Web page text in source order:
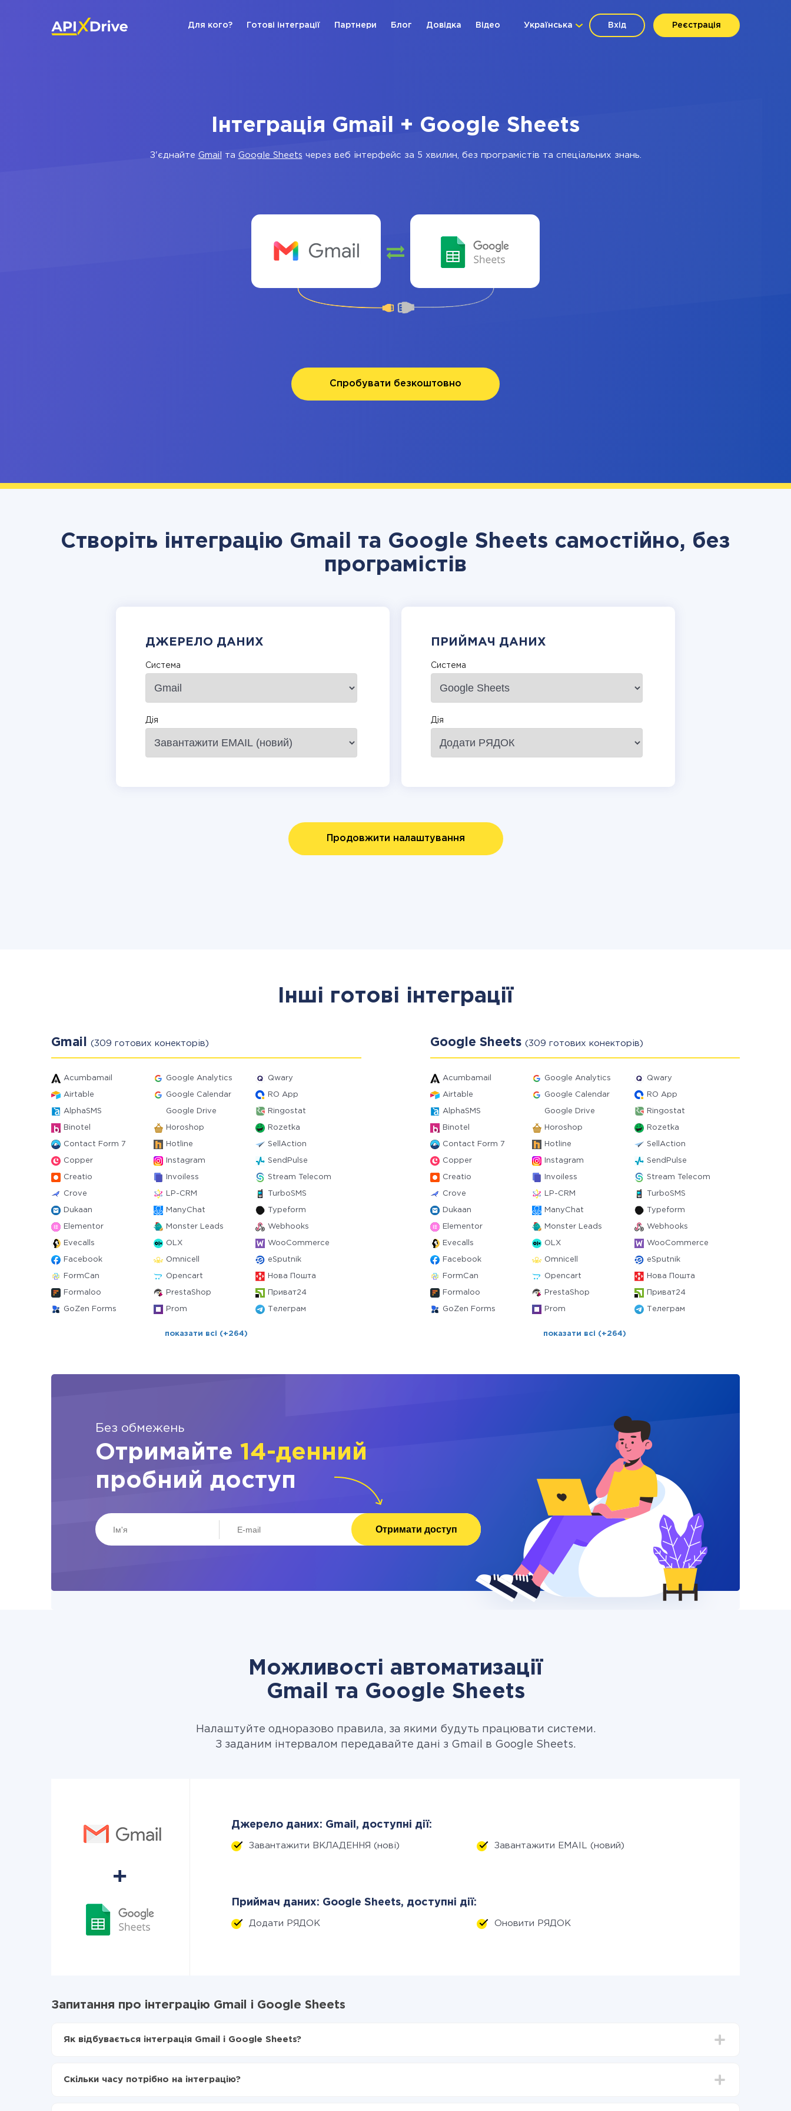
Вхід Реєстрація
Українська
Для кого? Готові інтеграції Партнери Блог Довідка Відео
Інтеграція Gmail + Google Sheets
З'єднайте Gmail та Google Sheets через веб інтерфейс за 5 хвилин, без програмістів та спеціальних знань.
Спробувати безкоштовно
Створіть інтеграцію Gmail та Google Sheets самостійно, без
програмістів
ДЖЕРЕЛО ДАНИХ
Система
Дія
ПРИЙМАЧ ДАНИХ
Система
Дія
Продовжити налаштування
Інші готові інтеграції
Gmail (309 готових конекторів)
Acumbamail Google Analytics Qwary
Airtable Google Calendar RO App
AlphaSMS Google Drive Ringostat
Binotel Horoshop Rozetka
Contact Form 7 Hotline SellAction
Copper Instagram SendPulse
Creatio Invoiless Stream Telecom
Crove LP-CRM TurboSMS
Dukaan ManyChat Typeform
Elementor Monster Leads Webhooks
Evecalls OLX WooCommerce
Facebook Omnicell eSputnik
FormCan Opencart Нова Пошта
Formaloo PrestaShop Приват24
GoZen Forms Prom Телеграм
показати всі (+264)
Google Sheets (309 готових конекторів)
Acumbamail Google Analytics Qwary
Airtable Google Calendar RO App
AlphaSMS Google Drive Ringostat
Binotel Horoshop Rozetka
Contact Form 7 Hotline SellAction
Copper Instagram SendPulse
Creatio Invoiless Stream Telecom
Crove LP-CRM TurboSMS
Dukaan ManyChat Typeform
Elementor Monster Leads Webhooks
Evecalls OLX WooCommerce
Facebook Omnicell eSputnik
FormCan Opencart Нова Пошта
Formaloo PrestaShop Приват24
GoZen Forms Prom Телеграм
показати всі (+264)
Без обмежень
Отримайте 14-денний
пробний доступ
Отримати доступ
Можливості автоматизації
Gmail та Google Sheets
Налаштуйте одноразово правила, за якими будуть працювати системи.
З заданим інтервалом передавайте дані з Gmail в Google Sheets.
Джерело даних: Gmail, доступні дії:
Завантажити ВКЛАДЕННЯ (нові) Завантажити EMAIL (новий)
Приймач даних: Google Sheets, доступні дії:
Додати РЯДОК Оновити РЯДОК
Запитання про інтеграцію Gmail і Google Sheets
Як відбувається інтеграція Gmail і Google Sheets?
Включаєте автооновлення
Скільки часу потрібно на інтеграцію?